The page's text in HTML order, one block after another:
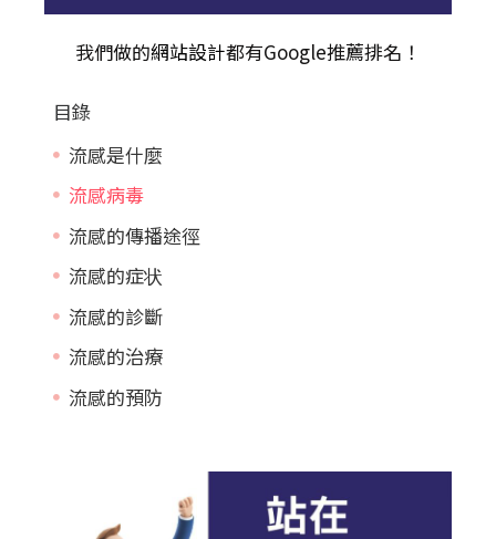
我們做的網站設計都有Google推薦排名！
目錄
流感是什麼
流感病毒
流感的傳播途徑
流感的症状
流感的診斷
流感的治療
流感的預防